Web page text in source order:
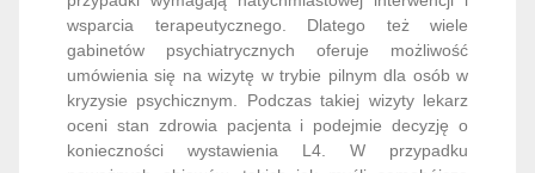
wsparcia terapeutycznego. Dlatego też wiele
gabinetów psychiatrycznych oferuje możliwość
umówienia się na wizytę w trybie pilnym dla osób w
kryzysie psychicznym. Podczas takiej wizyty lekarz
oceni stan zdrowia pacjenta i podejmie decyzję o
konieczności wystawienia L4. W przypadku